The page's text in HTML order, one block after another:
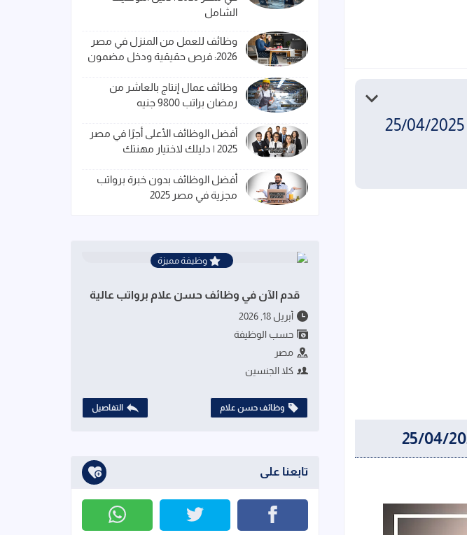
الشامل
وظائف للعمل من المنزل في مصر
2026: فرص حقيقية ودخل مضمون
وظائف عمال إنتاج بالعاشر من
رمضان براتب 9800 جنيه
أفضل الوظائف الأعلى أجرًا في مصر
2025 | دليلك لاختيار مهنتك
أفضل الوظائف بدون خبرة برواتب
مجزية في مصر 2025
وظيفة مميزة
قدم الآن في وظائف حسن علام برواتب عالية
أبريل 18, 2026
حسب الوظيفة
مصر
كلا الجنسين
وظائف حسن علام التفاصيل
تابعنا على